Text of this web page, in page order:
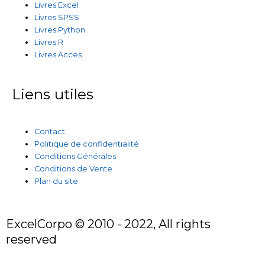
Livres Excel
Livres SPSS
Livres Python
Livres R
Livres Acces
Liens utiles
Contact
Politique de confidentialité
Conditions Générales
Conditions de Vente
Plan du site
ExcelCorpo © 2010 - 2022, All rights
reserved